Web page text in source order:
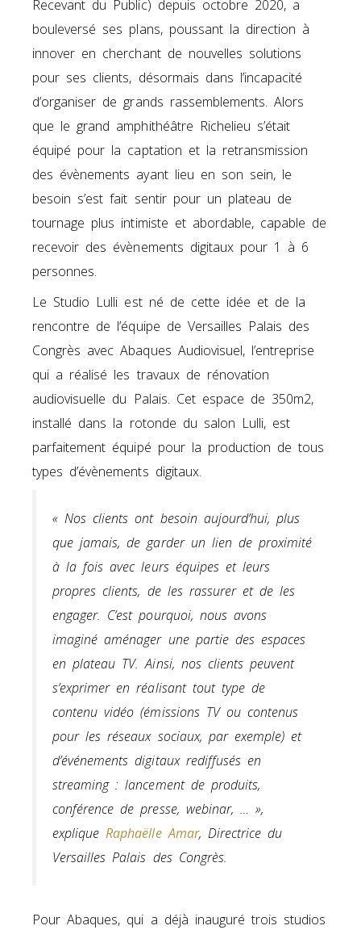
Recevant du Public) depuis octobre 2020, a
bouleversé ses plans, poussant la direction à
innover en cherchant de nouvelles solutions
pour ses clients, désormais dans l’incapacité
d’organiser de grands rassemblements. Alors
que le grand amphithéâtre Richelieu s’était
équipé pour la captation et la retransmission
des évènements ayant lieu en son sein, le
besoin s’est fait sentir pour un plateau de
tournage plus intimiste et abordable, capable de
recevoir des évènements digitaux pour 1 à 6
personnes.
Le Studio Lulli est né de cette idée et de la
rencontre de l’équipe de Versailles Palais des
Congrès avec Abaques Audiovisuel, l’entreprise
qui a réalisé les travaux de rénovation
audiovisuelle du Palais. Cet espace de 350m2,
installé dans la rotonde du salon Lulli, est
parfaitement équipé pour la production de tous
types d’évènements digitaux.
« Nos clients ont besoin aujourd’hui, plus
que jamais, de garder un lien de proximité
à la fois avec leurs équipes et leurs
propres clients, de les rassurer et de les
engager. C’est pourquoi, nous avons
imaginé aménager une partie des espaces
en plateau TV. Ainsi, nos clients peuvent
s’exprimer en réalisant tout type de
contenu vidéo (émissions TV ou contenus
pour les réseaux sociaux, par exemple) et
d’événements digitaux rediffusés en
streaming : lancement de produits,
conférence de presse, webinar, … »,
expliqueRaphaëlle Amar, Directrice du
Versailles Palais des Congrès.
Pour Abaques, qui a déjà inauguré trois studios